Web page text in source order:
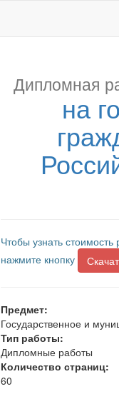
Дипломная
на
Чтобы узнать
нажмите кнопку
Предмет:
Государственное и
Тип работы:
Дипломные работы
Количество страниц:
60